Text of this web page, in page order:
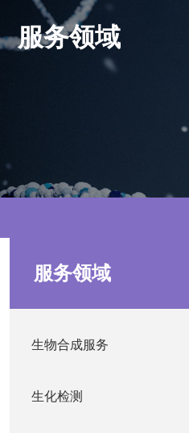
服务领域
服务领域
生物合成服务
生化检测